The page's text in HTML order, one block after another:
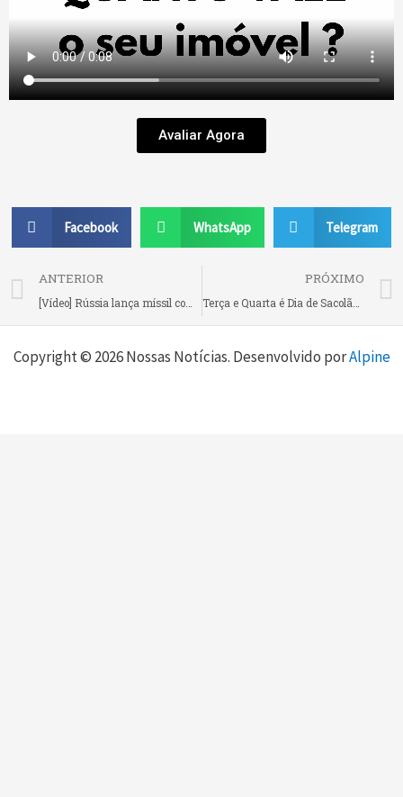
Avaliar Agora
Facebook WhatsApp Telegram
Prev
ANTERIOR
[Vídeo] Rússia lança míssil com efeito nuclear e alerta para uma Terceira Guerra Mundial aumenta
PRÓXIMO
Terça e Quarta é Dia de Sacolão no Compre Mais Mega Loja, aproveite as melhores ofertas
Copyright © 2026 Nossas Notícias. Desenvolvido porAlpine